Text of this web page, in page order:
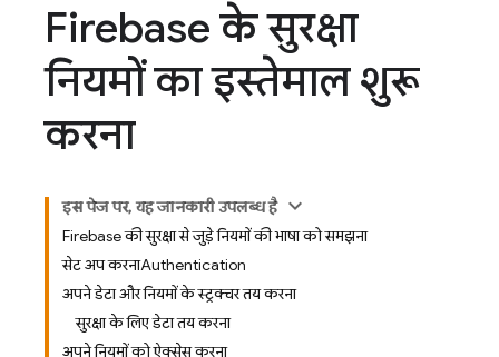
Firebase के सुरक्षा
नियमों का इस्तेमाल शुरू
करना
इस पेज पर, यह जानकारी उपलब्ध है
Firebase की सुरक्षा से जुड़े नियमों की भाषा को समझना
सेट अप करनाAuthentication
अपने डेटा और नियमों के स्ट्रक्चर तय करना
सुरक्षा के लिए डेटा तय करना
अपने नियमों को ऐक्सेस करना